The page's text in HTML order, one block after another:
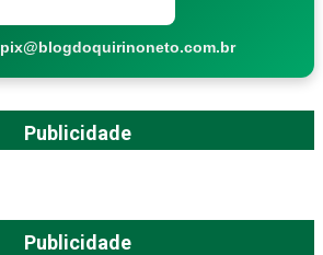
pix@blogdoquirinoneto.com.br
Publicidade
Publicidade